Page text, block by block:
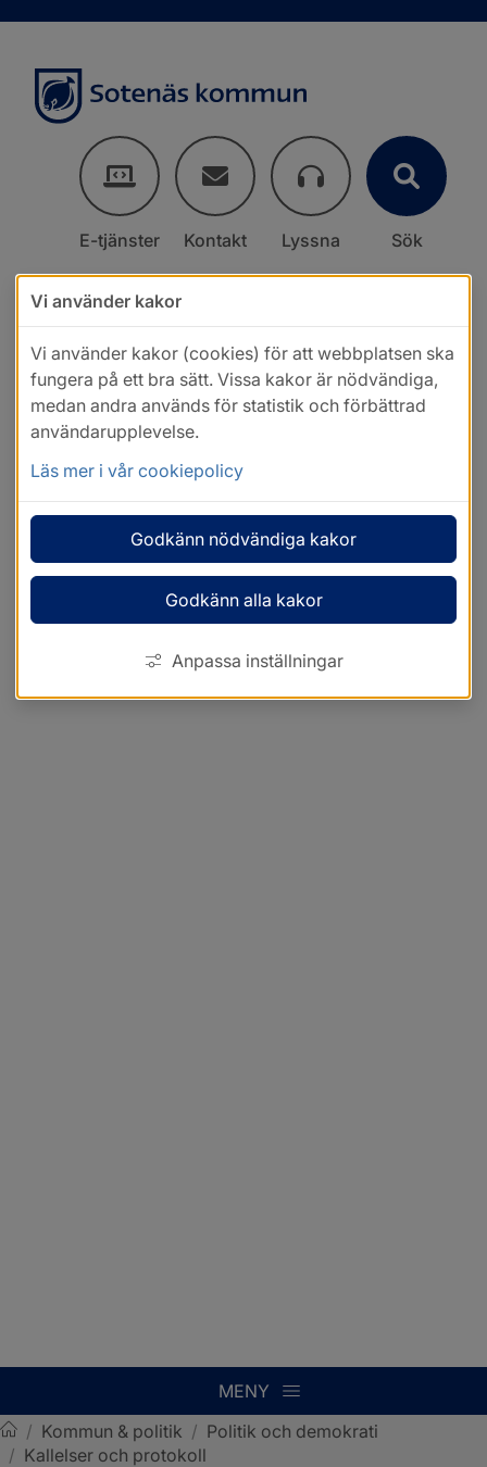
E-tjänster Kontakt Lyssna Sök
MENY
Sotenäs kommun
/ Kommun & politik / Politik och demokrati
/ Kallelser och protokoll
Vi använder kakor
Vi använder kakor (cookies) för att webbplatsen ska
fungera på ett bra sätt. Vissa kakor är nödvändiga,
medan andra används för statistik och förbättrad
användarupplevelse.
Läs mer i vår cookiepolicy
Godkänn nödvändiga kakor
Godkänn alla kakor
Anpassa inställningar